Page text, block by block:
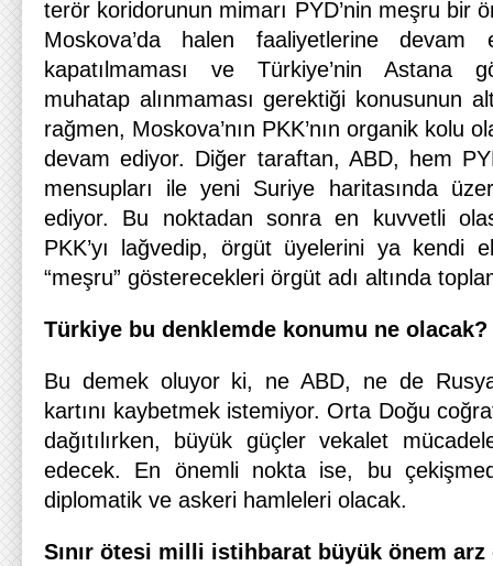
terör koridorunun mimarı PYD’nin meşru bir
Moskova’da halen faaliyetlerine devam
kapatılmaması ve Türkiye’nin Astana
muhatap alınmaması gerektiği konusunun
rağmen, Moskova’nın PKK’nın organik kolu
devam ediyor. Diğer taraftan, ABD, hem
mensupları ile yeni Suriye haritasında
ediyor. Bu noktadan sonra en kuvvetli
PKK’yı lağvedip, örgüt üyelerini ya kendi
“meşru” gösterecekleri örgüt adı altında
Türkiye bu denklemde konumu ne olacak?
Bu demek oluyor ki, ne ABD, ne de
kartını kaybetmek istemiyor. Orta Doğu
dağıtılırken, büyük güçler vekalet
edecek. En önemli nokta ise, bu
diplomatik ve askeri hamleleri olacak.
Sınır ötesi milli istihbarat büyük önem arz